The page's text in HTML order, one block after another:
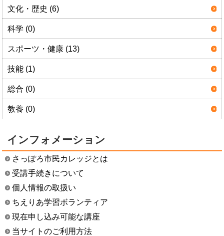
文化・歴史 (6)
科学 (0)
スポーツ・健康 (13)
技能 (1)
総合 (0)
教養 (0)
インフォメーション
さっぽろ市民カレッジとは
受講手続きについて
個人情報の取扱い
ちえりあ学習ボランティア
現在申し込み可能な講座
当サイトのご利用方法